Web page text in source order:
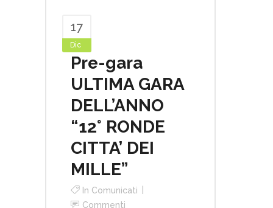
17
Dic
Pre-gara
ULTIMA GARA
DELL’ANNO
“12° RONDE
CITTA’ DEI
MILLE”
In Comunicati
Commenti